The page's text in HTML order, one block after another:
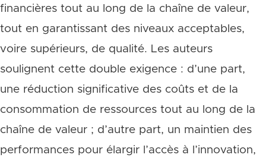
financières tout au long de la chaîne de valeur,
tout en garantissant des niveaux acceptables,
voire supérieurs, de qualité. Les auteurs
soulignent cette double exigence : d’une part,
une réduction significative des coûts et de la
consommation de ressources tout au long de la
chaîne de valeur ; d’autre part, un maintien des
performances pour élargir l’accès à l’innovation,